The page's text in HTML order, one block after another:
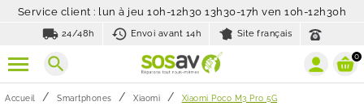
Service client : lun à jeu 10h-12h30 13h30-17h ven 10h-12h30h
local_shipping 24/48h history_toggle_off
Envoi avant 14h Site français
search 0
Accueil Smartphones Xiaomi Xiaomi Poco M3 Pro 5G